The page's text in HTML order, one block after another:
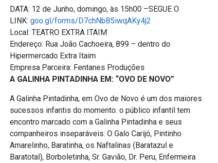
DATA: 12 de Junho, domingo, às 15h00 –SEGUE O
LINK: goo.gl/forms/D7chNbB5iwqAKy4j2
Local: TEATRO EXTRA ITAIM
Endereço: Rua João Cachoeira, 899 – dentro do
Hipermercado Extra Itaim
Empresa Parceira: Fentanes Produções
A GALINHA PINTADINHA EM: “OVO DE NOVO”
A Galinha Pintadinha, em Ovo de Novo é um dos maiores
sucessos infantis do momento. o público infantil tem
encontro marcado com a Galinha Pintadinha e seus
companheiros inseparáveis: O Galo Carijó, Pintinho
Amarelinho, Baratinha, os Naftalinas (Baratazul e
Baratotal), Borboletinha, Sr. Gavião, Dr. Peru, Enfermeira